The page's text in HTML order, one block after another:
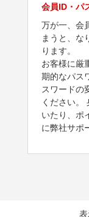
会員ID・パ
万が一、会
まうと、な
ります。
お客様に厳
期的なパス
スワードの
ください。
いたり、ポ
に弊社サポ